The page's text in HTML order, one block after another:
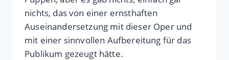
nichts, das von einer ernsthaften
Auseinandersetzung mit dieser Oper und
mit einer sinnvollen Aufbereitung für das
Publikum gezeugt hätte.